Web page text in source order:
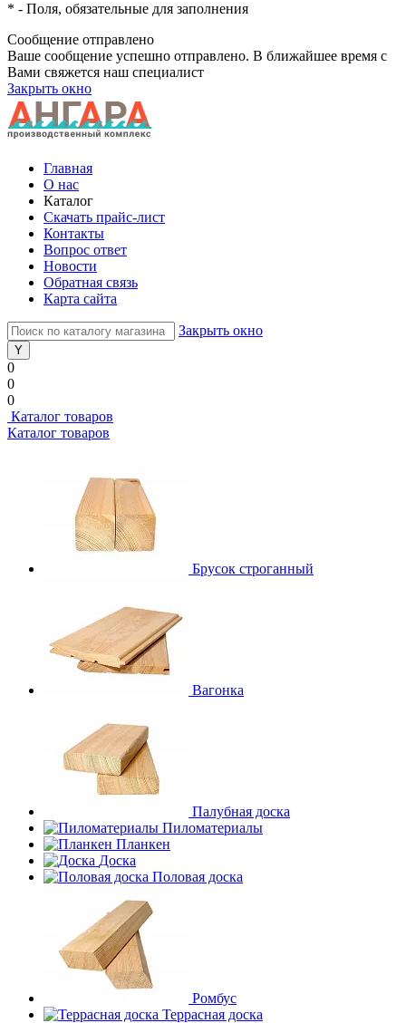
* - Поля, обязательные для заполнения
Сообщение отправлено
Ваше сообщение успешно отправлено. В ближайшее время с
Вами свяжется наш специалист
Закрыть окно
Главная
О нас
Каталог
Скачать прайс-лист
Контакты
Вопрос ответ
Новости
Обратная связь
Карта сайта
Закрыть окно
0
0
0
Каталог товаров
Каталог товаров
Брусок строганный
Вагонка
Палубная доска
Пиломатериалы
Планкен
Доска
Половая доска
Ромбус
Террасная доска